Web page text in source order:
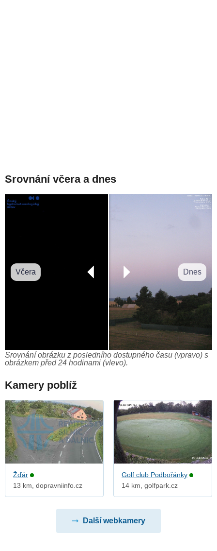
Srovnání včera a dnes
Včera Dnes
Srovnání obrázku z posledního dostupného času (vpravo) s
obrázkem před 24 hodinami (vlevo).
Kamery poblíž
Žďár
13 km, dopravniinfo.cz
Golf club Podbořánky
14 km, golfpark.cz
Další webkamery